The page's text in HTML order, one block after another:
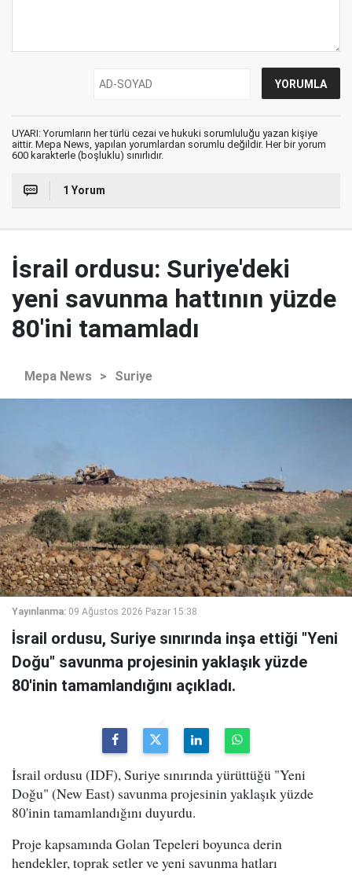
UYARI: Yorumların her türlü cezai ve hukuki sorumluluğu yazan kişiye
aittir. Mepa News, yapılan yorumlardan sorumlu değildir. Her bir yorum
600 karakterle (boşluklu) sınırlıdır.
1 Yorum
İsrail ordusu: Suriye'deki
yeni savunma hattının yüzde
80'ini tamamladı
Mepa News > Suriye
Yayınlanma: 09 Ağustos 2026 Pazar 15:38
İsrail ordusu, Suriye sınırında inşa ettiği "Yeni
Doğu" savunma projesinin yaklaşık yüzde
80'inin tamamlandığını açıkladı.
İsrail ordusu (IDF), Suriye sınırında yürüttüğü "Yeni
Doğu" (New East) savunma projesinin yaklaşık yüzde
80'inin tamamlandığını duyurdu.
Proje kapsamında Golan Tepeleri boyunca derin
hendekler, toprak setler ve yeni savunma hatları